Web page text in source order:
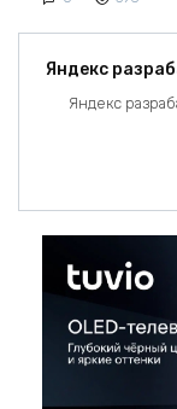
Яндекс
Яндекс